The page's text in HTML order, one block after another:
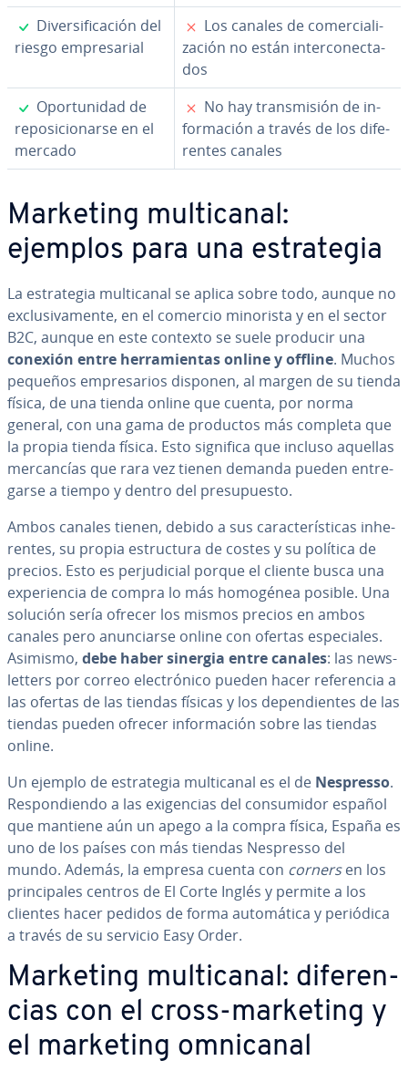
✓
Di­ve­r­si­fi­ca­ción del
riesgo em­pre­sa­rial
✗
Los canales de co­me­r­cia­li­
za­ción no están in­te­r­co­ne­c­ta­
dos
✓
Opo­r­tu­ni­dad de
re­po­si­cio­nar­se en el
mercado
✗
No hay tra­n­s­mi­sión de in­
fo­r­ma­ción a través de los di­fe­
re­n­tes canales
Marketing mu­l­ti­ca­nal:
ejemplos para una es­tra­te­gia
La es­tra­te­gia mu­l­ti­ca­nal se aplica sobre todo, aunque no
ex­clu­si­va­me­n­te, en el comercio minorista y en el sector
B2C, aunque en este contexto se suele producir una
conexión entre he­rra­mie­n­tas online y offline. Muchos
pequeños em­pre­sa­rios disponen, al margen de su tienda
física, de una tienda online que cuenta, por norma
general, con una gama de productos más completa que
la propia tienda física. Esto significa que incluso aquellas
me­r­ca­n­cías que rara vez tienen demanda pueden en­tre­
gar­se a tiempo y dentro del pre­su­pue­s­to.
Ambos canales tienen, debido a sus ca­ra­c­te­rí­s­ti­cas inhe­
re­n­tes, su propia es­tru­c­tu­ra de costes y su política de
precios. Esto es pe­r­ju­di­cial porque el cliente busca una
ex­pe­rie­n­cia de compra lo más homogénea posible. Una
solución sería ofrecer los mismos precios en ambos
canales pero anu­n­ciar­se online con ofertas es­pe­cia­les.
Asimismo, debe haber sinergia entre canales: las ne­w­s­
le­t­te­rs por correo ele­c­tró­ni­co pueden hacer re­fe­re­n­cia a
las ofertas de las tiendas físicas y los de­pe­n­die­n­tes de las
tiendas pueden ofrecer in­fo­r­ma­ción sobre las tiendas
online.
Un ejemplo de es­tra­te­gia mu­l­ti­ca­nal es el de Nespresso.
Re­s­po­n­die­n­do a las exi­ge­n­cias del co­n­su­mi­dor español
que mantiene aún un apego a la compra física, España es
uno de los países con más tiendas Nespresso del
mundo. Además, la empresa cuenta con cornersen los
pri­n­ci­pa­les centros de El Corte Inglés y permite a los
clientes hacer pedidos de forma au­to­má­ti­ca y periódica
a través de su servicio Easy Order.
Marketing mu­l­ti­ca­nal: di­fe­re­n­
cias con el cross-marketing y
el marketing omnicanal